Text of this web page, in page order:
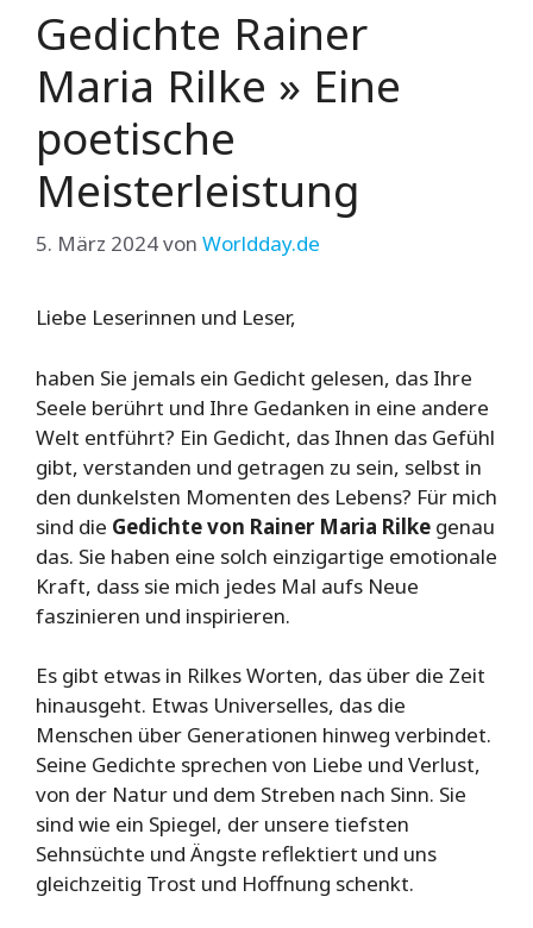
Gedichte Rainer
Maria Rilke » Eine
poetische
Meisterleistung
5. März 2024von Worldday.de
Liebe Leserinnen und Leser,
haben Sie jemals ein Gedicht gelesen, das Ihre
Seele berührt und Ihre Gedanken in eine andere
Welt entführt? Ein Gedicht, das Ihnen das Gefühl
gibt, verstanden und getragen zu sein, selbst in
den dunkelsten Momenten des Lebens? Für mich
sind die Gedichte von Rainer Maria Rilke genau
das. Sie haben eine solch einzigartige emotionale
Kraft, dass sie mich jedes Mal aufs Neue
faszinieren und inspirieren.
Es gibt etwas in Rilkes Worten, das über die Zeit
hinausgeht. Etwas Universelles, das die
Menschen über Generationen hinweg verbindet.
Seine Gedichte sprechen von Liebe und Verlust,
von der Natur und dem Streben nach Sinn. Sie
sind wie ein Spiegel, der unsere tiefsten
Sehnsüchte und Ängste reflektiert und uns
gleichzeitig Trost und Hoffnung schenkt.